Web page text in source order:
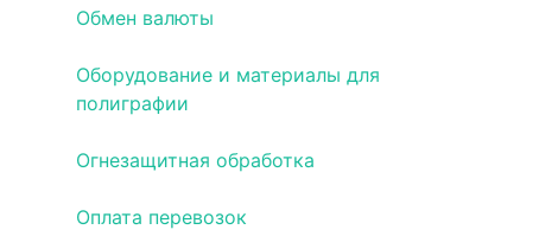
Обмен валюты
Оборудование и материалы для
полиграфии
Огнезащитная обработка
Оплата перевозок